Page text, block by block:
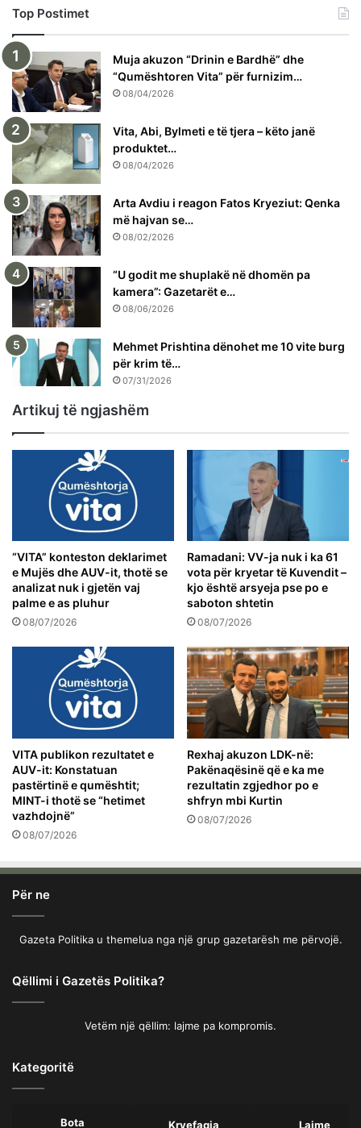
Top Postimet
Muja akuzon “Drinin e Bardhë” dhe
“Qumështoren Vita” për furnizim…
08/04/2026
Vita, Abi, Bylmeti e të tjera – këto janë
produktet…
08/04/2026
Arta Avdiu i reagon Fatos Kryeziut: Qenka
më hajvan se…
08/02/2026
“U godit me shuplakë në dhomën pa
kamera”: Gazetarët e…
08/06/2026
Mehmet Prishtina dënohet me 10 vite burg
për krim të…
07/31/2026
Artikuj të ngjashëm
“VITA” konteston deklarimet
e Mujës dhe AUV-it, thotë se
analizat nuk i gjetën vaj
palme e as pluhur
08/07/2026
Ramadani: VV-ja nuk i ka 61
vota për kryetar të Kuvendit –
kjo është arsyeja pse po e
saboton shtetin
08/07/2026
VITA publikon rezultatet e
AUV-it: Konstatuan
pastërtinë e qumështit;
MINT-i thotë se “hetimet
vazhdojnë”
08/07/2026
Rexhaj akuzon LDK-në:
Pakënaqësinë që e ka me
rezultatin zgjedhor po e
shfryn mbi Kurtin
08/07/2026
Për ne
Gazeta Politika u themelua nga një grup gazetarësh me përvojë.
Qëllimi i Gazetës Politika?
Vetëm një qëllim: lajme pa kompromis.
Kategoritë
Bota Kryefaqja Lajme